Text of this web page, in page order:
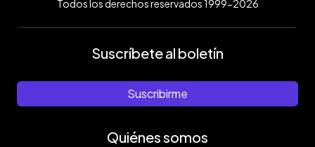
Todos los derechos reservados 1999-2026
Suscríbete al boletín
Suscribirme
Quiénes somos